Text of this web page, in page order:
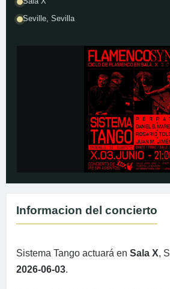
Seville, Sevilla
Informacion del concierto
Sistema Tango actuará en Sala X,
2026-06-03.